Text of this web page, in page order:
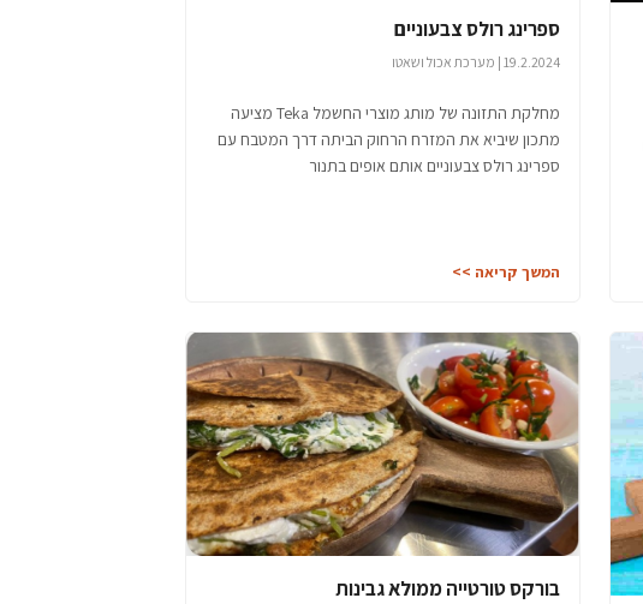
ספרינג רולס צבעוניים
19.2.2024 | מערכת אכול ושאטו
מחלקת התזונה של מותג מוצרי החשמל Teka מציעה
מתכון שיביא את המזרח הרחוק הביתה דרך המטבח עם
ספרינג רולס צבעוניים אותם אופים בתנור
המשך קריאה >>
בורקס טורטייה ממולא גבינות